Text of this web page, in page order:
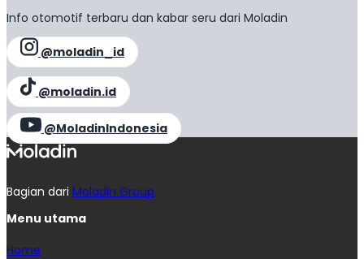
Info otomotif terbaru dan kabar seru dari Moladin
@moladin_id
@moladin.id
@MoladinIndonesia
Bagian dari Moladin Group
Menu utama
Home